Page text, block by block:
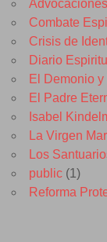
Combate
Crisis de
Diario
El Demonio
El Padre
Isabel
La Virgen
Los
public (1)
Reforma